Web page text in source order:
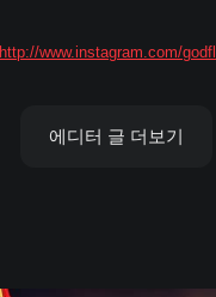
http://www.instagram.com/
에디터 글 더보기